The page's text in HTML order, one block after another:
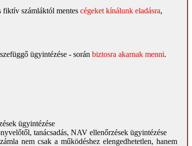
fiktív számláktól mentes cégeket kínálunk eladásra,
ügyintézése - során biztosra akarnak menni.
ügyintézése
tanácsadás, NAV ellenőrzések ügyintézése
nem csak a működéshez elengedhetetlen, hanem